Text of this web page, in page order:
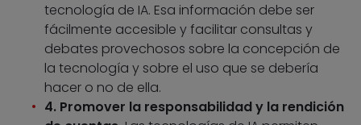
tecnología de IA. Esa información debe ser
fácilmente accesible y facilitar consultas y
debates provechosos sobre la concepción de
la tecnología y sobre el uso que se debería
hacer o no de ella.
4. Promover la responsabilidad y la rendición